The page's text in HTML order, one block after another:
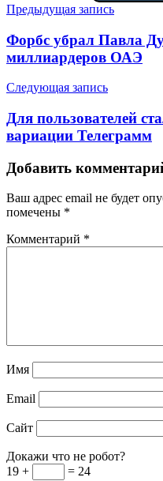
Навигация
по
записям
Предыдущая запись
Форбс убрал Павла
миллиардеров ОАЭ
Следующая запись
Для пользователей
вариации Телеграмм
Добавить
Ваш адрес email не будет
помечены *
Комментарий *
Имя
Email
Сайт
Докажи что не робот?
19 +
= 24